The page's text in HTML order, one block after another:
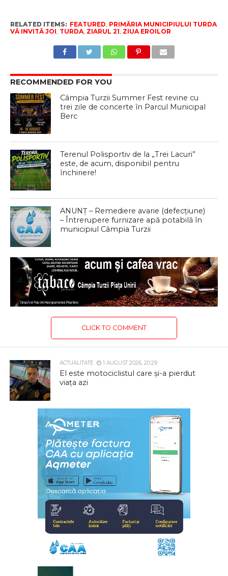
RELATED ITEMS: FEATURED PRIMĂRIA MUNICIPIULUI TURDA
VĂ INVITĂ JOI TURDA, ZIARUL 21 ZIUA EROILOR
RECOMMENDED FOR YOU
Câmpia Turzii Summer Fest revine cu
trei zile de concerte în Parcul Municipal
Berc
Terenul Polisportiv de la „Trei Lacuri”
este, de acum, disponibil pentru
închiriere!
ANUNȚ – Remediere avarie (defecțiune)
– Întrerupere furnizare apă potabilă în
municipiul Câmpia Turzii
CLICK TO COMMENT
ACTUALITATE 1 AUGUST 2026, 20:29
El este motociclistul care și-a pierdut
viața azi